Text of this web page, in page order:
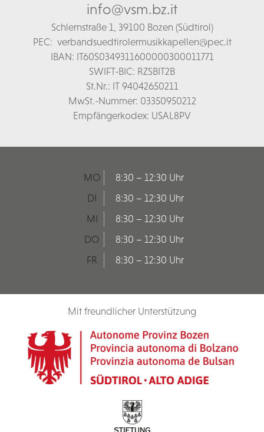
info@vsm.bz.it
Schlernstraße 1, 39100 Bozen (Südtirol)
PEC: verbandsuedtirolermusikkapellen@pec.it
IBAN: IT60S0349311600000300011771
SWIFT-BIC: RZSBIT2B
St.Nr.: IT 94042650211
MwSt.-Nummer: 03350950212
Empfängerkodex: USAL8PV
MO
8:30 – 12:30 Uhr
DI
8:30 – 12:30 Uhr
MI
8:30 – 12:30 Uhr
DO
8:30 – 12:30 Uhr
FR
8:30 – 12:30 Uhr
Mit freundlicher Unterstützung